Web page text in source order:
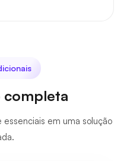
completa
em uma solução